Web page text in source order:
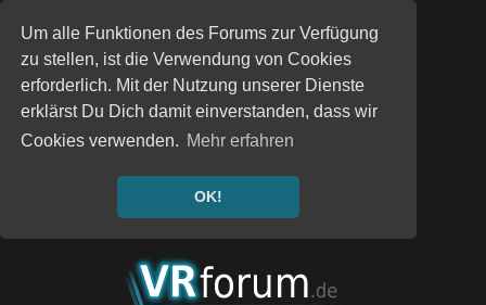
Um alle Funktionen des Forums zur Verfügung
zu stellen, ist die Verwendung von Cookies
erforderlich. Mit der Nutzung unserer Dienste
erklärst Du Dich damit einverstanden, dass wir
Cookies verwenden. Mehr erfahren
OK!